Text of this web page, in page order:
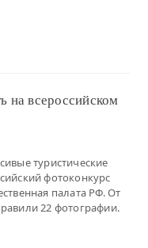
всероссийском
туристические
фотоконкурс
палата РФ. От
22 фотографии.